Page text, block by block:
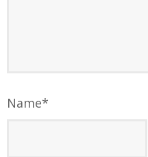
Name*